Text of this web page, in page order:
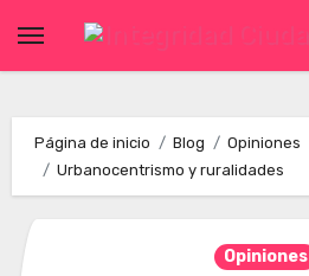
Página de inicio Blog
Opiniones
Urbanocentrismo y ruralidades
Opiniones